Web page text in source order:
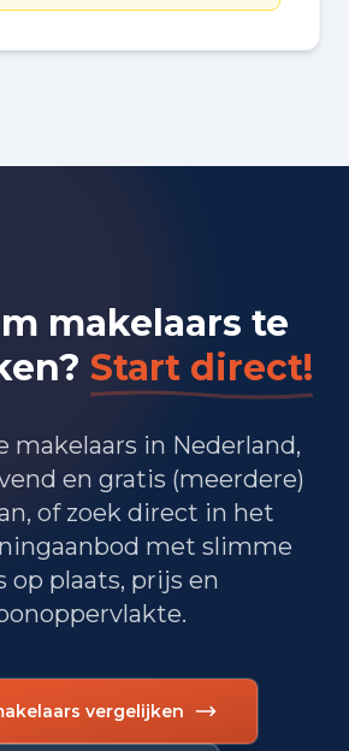
makelaars te
Start direct!
makelaars in Nederland,
en gratis (meerdere)
of zoek direct in het
met slimme
op plaats, prijs en
vergelijken